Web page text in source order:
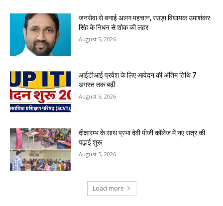
जनसेवा से बनाई अलग पहचान, रसड़ा विधायक उमाशंकर
सिंह के निधन से शोक की लहर
August 5, 2026
आईटीआई प्रवेश के लिए आवेदन की अंतिम तिथि 7
अगस्त तक बढ़ी
August 5, 2026
दीक्षारम्भ के साथ प्रभा देवी पीजी कॉलेज में नए सत्र की
पढ़ाई शुरू
August 5, 2026
Load more